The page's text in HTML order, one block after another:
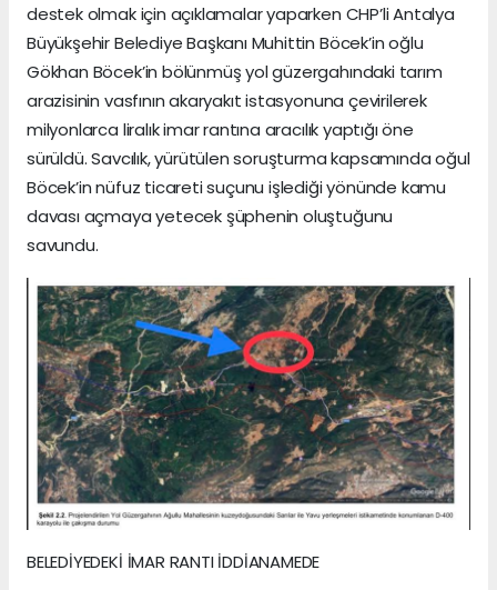
destek olmak için açıklamalar yaparken CHP’li Antalya
Büyükşehir Belediye Başkanı Muhittin Böcek’in oğlu
Gökhan Böcek’in bölünmüş yol güzergahındaki tarım
arazisinin vasfının akaryakıt istasyonuna çevirilerek
milyonlarca liralık imar rantına aracılık yaptığı öne
sürüldü. Savcılık, yürütülen soruşturma kapsamında oğul
Böcek’in nüfuz ticareti suçunu işlediği yönünde kamu
davası açmaya yetecek şüphenin oluştuğunu
savundu.
BELEDİYEDEKİ İMAR RANTI İDDİANAMEDE